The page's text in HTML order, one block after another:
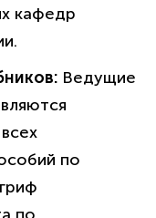
кафедр
Ведущие
по